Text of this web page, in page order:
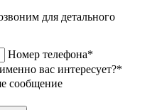
для детального
Номер телефона*
вас интересует?*
сообщение